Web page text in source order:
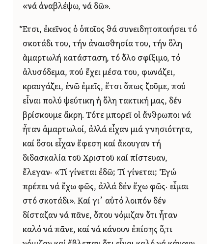
«νά ἀναβλέψω, νά δῶ».
Ἔτσι, ἐκεῖνος ὁ ὁποῖος θά συνειδητοποιήσει τό
σκοτάδι του, τήν ἀναισθησία του, τήν ὅλη
ἁμαρτωλή κατάσταση, τό ὅλο σφίξιμο, τό
ἁλυσόδεμα, πού ἔχει μέσα του, φωνάζει,
κραυγάζει, ἐνῶ ἐμεῖς, ἔτσι ὅπως ζοῦμε, πού
εἶναι πολύ ψεύτικη ἡ ὅλη τακτική μας, δέν
βρίσκουμε ἄκρη. Τότε μπορεῖ οἱ ἄνθρωποι νά
ἦταν ἁμαρτωλοί, ἀλλά εἶχαν μιά γνησιότητα,
καί ὅσοι εἶχαν ἔφεση καί ἄκουγαν τή
διδασκαλία τοῦ Χριστοῦ καί πίστευαν,
ἔλεγαν· «Τί γίνεται ἐδῶ; Τί γίνεται; Ἐγώ
πρέπει νά ἔχω φῶς, ἀλλά δέν ἔχω φῶς· εἶμαι
στό σκοτάδι». Καί γι᾿ αὐτό λοιπόν δέν
δίσταζαν νά πᾶνε, ὅπου νόμιζαν ὅτι ἦταν
καλό νά πᾶνε, καί νά κάνουν ἐπίσης ὅ,τι